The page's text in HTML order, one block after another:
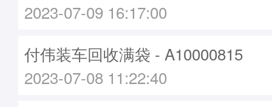
2023-07-09 16:17:00
付伟装车回收满袋 - A10000815
2023-07-08 11:22:40